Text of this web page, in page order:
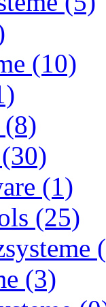
(10)
(8)
(1)
(25)
(3)